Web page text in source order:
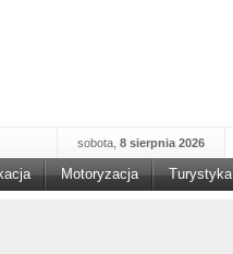
sobota, 8 sierpnia 2026
Motoryzacja Turystyka